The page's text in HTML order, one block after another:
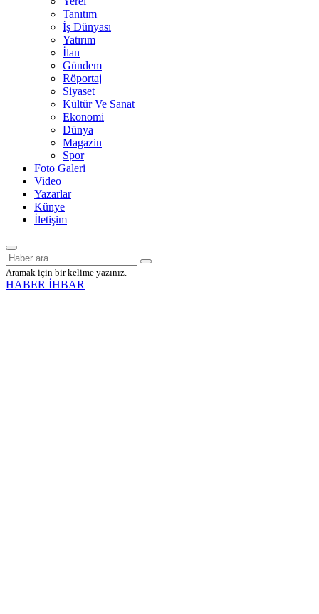
Tanıtım
İş Dünyası
Yatırım
İlan
Gündem
Röportaj
Siyaset
Kültür Ve Sanat
Ekonomi
Dünya
Magazin
Spor
Foto Galeri
Video
Yazarlar
Künye
İletişim
Aramak için bir kelime yazınız.
HABER İHBAR